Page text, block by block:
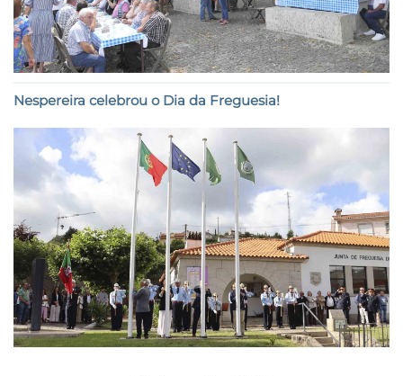
Nespereira celebrou o Dia da Freguesia!